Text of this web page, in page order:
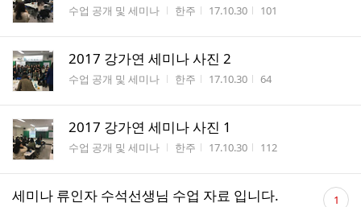
게시판명
수업 공개 및 세미나 작성자
한주 작성시간
17.10.30 조회수
101
2017 강가연 세미나 사진 2
게시판명
수업 공개 및 세미나 작성자
한주 작성시간
17.10.30 조회수
64
2017 강가연 세미나 사진 1
게시판명
수업 공개 및 세미나 작성자
한주 작성시간
17.10.30 조회수
112
세미나 류인자 수석선생님 수업 자료 입니다.
댓
1